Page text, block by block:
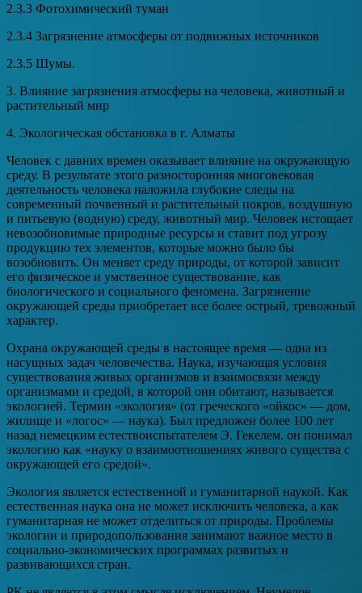
2.3.3 Фотохимический туман
2.3.4 Загрязнение атмосферы от подвижных источников
2.3.5 Шумы.
3. Влияние загрязнения атмосферы на человека, животный и
растительный мир
4. Экологическая обстановка в г. Алматы
Человек с давних времен оказывает влияние на окружающую
среду. В результате этого разносторонняя многовековая
деятельность человека наложила глубокие следы на
современный почвенный и растительный покров, воздушную
и питьевую (водную) среду, животный мир. Человек истощает
невозобновимые природные ресурсы и ставит под угрозу
продукцию тех элементов, которые можно было бы
возобновить. Он меняет среду природы, от которой зависит
его физическое и умственное существование, как
биологического и социального феномена. Загрязнение
окружающей среды приобретает все более острый, тревожный
характер.
Охрана окружающей среды в настоящее время — одна из
насущных задач человечества. Наука, изучающая условия
существования живых организмов и взаимосвязи между
организмами и средой, в которой они обитают, называется
экологией. Термин «экология» (от греческого «ойкос» — дом,
жилище и «логос» — наука). Был предложен более 100 лет
назад немецким естествоиспытателем Э. Гекелем. он понимал
экологию как «науку о взаимоотношениях живого существа с
окружающей его средой».
Экология является естественной и гуманитарной наукой. Как
естественная наука она не может исключить человека, а как
гуманитарная не может отделиться от природы. Проблемы
экологии и природопользования занимают важное место в
социально-экономических программах развитых и
развивающихся стран.